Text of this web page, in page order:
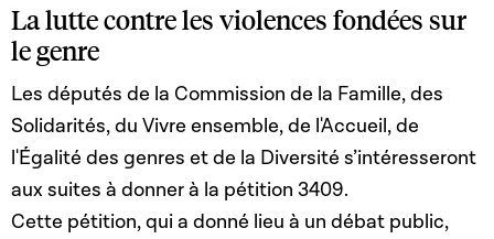
La lutte contre les violences fondées sur
le genre
Les députés de la Commission de la Famille, des
Solidarités, du Vivre ensemble, de l'Accueil, de
l'Égalité des genres et de la Diversité s’intéresseront
aux suites à donner à la pétition 3409.
Cette pétition, qui a donné lieu à un débat public,